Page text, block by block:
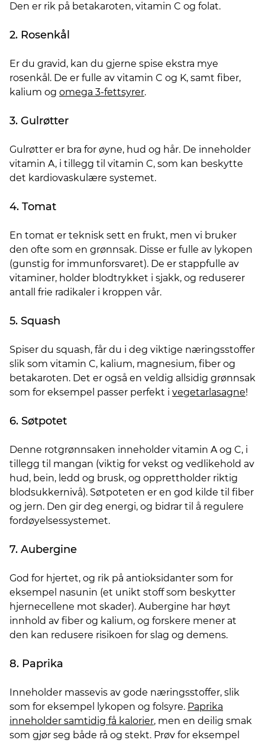
Den er rik på betakaroten, vitamin C og folat.
2. Rosenkål
Er du gravid, kan du gjerne spise ekstra mye
rosenkål. De er fulle av vitamin C og K, samt fiber,
kalium og omega 3-fettsyrer.
3. Gulrøtter
Gulrøtter er bra for øyne, hud og hår. De inneholder
vitamin A, i tillegg til vitamin C, som kan beskytte
det kardiovaskulære systemet.
4. Tomat
En tomat er teknisk sett en frukt, men vi bruker
den ofte som en grønnsak. Disse er fulle av lykopen
(gunstig for immunforsvaret). De er stappfulle av
vitaminer, holder blodtrykket i sjakk, og reduserer
antall frie radikaler i kroppen vår.
5. Squash
Spiser du squash, får du i deg viktige næringsstoffer
slik som vitamin C, kalium, magnesium, fiber og
betakaroten. Det er også en veldig allsidig grønnsak
som for eksempel passer perfekt i vegetarlasagne!
6. Søtpotet
Denne rotgrønnsaken inneholder vitamin A og C, i
tillegg til mangan (viktig for vekst og vedlikehold av
hud, bein, ledd og brusk, og opprettholder riktig
blodsukkernivå). Søtpoteten er en god kilde til fiber
og jern. Den gir deg energi, og bidrar til å regulere
fordøyelsessystemet.
7. Aubergine
God for hjertet, og rik på antioksidanter som for
eksempel nasunin (et unikt stoff som beskytter
hjernecellene mot skader). Aubergine har høyt
innhold av fiber og kalium, og forskere mener at
den kan redusere risikoen for slag og demens.
8. Paprika
Inneholder massevis av gode næringsstoffer, slik
som for eksempel lykopen og folsyre. Paprika
inneholder samtidig få kalorier, men en deilig smak
som gjør seg både rå og stekt. Prøv for eksempel